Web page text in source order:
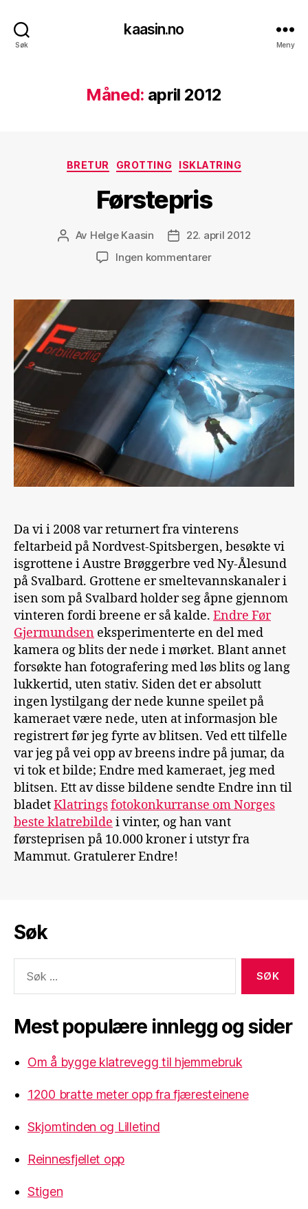
Søk
kaasin.no
Meny
Måned: april 2012
Kategorier
BRETUR GROTTING ISKLATRING
Førstepris
Innleggsforfatter
Av Helge Kaasin Publiseringsdato
22. april 2012
Ingen kommentarertil
Da vi i 2008 var returnert fra vinterens
feltarbeid på Nordvest-Spitsbergen, besøkte vi
isgrottene i Austre Brøggerbre ved Ny-Ålesund
på Svalbard. Grottene er smeltevannskanaler i
isen som på Svalbard holder seg åpne gjennom
vinteren fordi breene er så kalde. Endre Før
Gjermundsen eksperimenterte en del med
kamera og blits der nede i mørket. Blant annet
forsøkte han fotografering med løs blits og lang
lukkertid, uten stativ. Siden det er absolutt
ingen lystilgang der nede kunne speilet på
kameraet være nede, uten at informasjon ble
registrert før jeg fyrte av blitsen. Ved ett tilfelle
var jeg på vei opp av breens indre på jumar, da
vi tok et bilde; Endre med kameraet, jeg med
blitsen. Ett av disse bildene sendte Endre inn til
bladetKlatringsfotokonkurranse om Norges
beste klatrebilde i vinter, og han vant
førsteprisen på 10.000 kroner i utstyr fra
Mammut. Gratulerer Endre!
Søk
etter:
Mest populære innlegg og sider
Om å bygge klatrevegg til hjemmebruk
1200 bratte meter opp fra fjæresteinene
Skjomtinden og Lilletind
Reinnesfjellet opp
Stigen